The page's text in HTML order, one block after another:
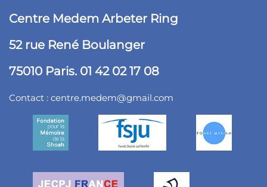
Centre Medem Arbeter Ring
52 rue René Boulanger
75010 Paris. 01 42 02 17 08
Contact : centre.medem@gmail.com